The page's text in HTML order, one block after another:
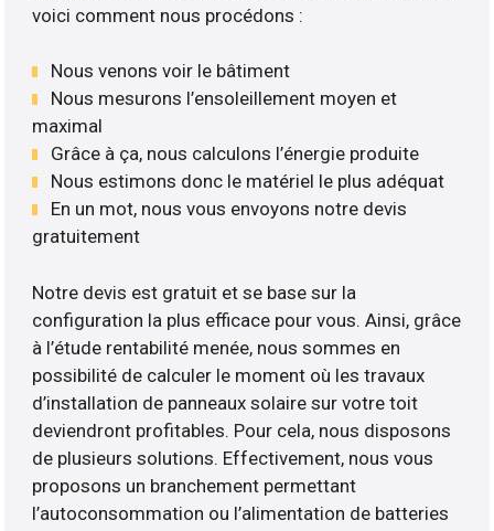
voici comment nous procédons :
Nous venons voir le bâtiment
Nous mesurons l’ensoleillement moyen et
maximal
Grâce à ça, nous calculons l’énergie produite
Nous estimons donc le matériel le plus adéquat
En un mot, nous vous envoyons notre devis
gratuitement
Notre devis est gratuit et se base sur la
configuration la plus efficace pour vous. Ainsi, grâce
à l’étude rentabilité menée, nous sommes en
possibilité de calculer le moment où les travaux
d’installation de panneaux solaire sur votre toit
deviendront profitables. Pour cela, nous disposons
de plusieurs solutions. Effectivement, nous vous
proposons un branchement permettant
l’autoconsommation ou l’alimentation de batteries